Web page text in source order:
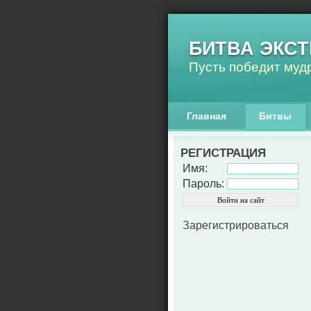
БИТВА
Пусть победит
Главная Битвы
РЕГИСТРАЦИЯ
Имя:
Пароль:
Войти на сайт
Зарегистрироваться